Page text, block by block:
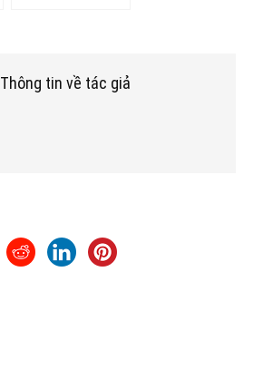
Thông tin về tác giả